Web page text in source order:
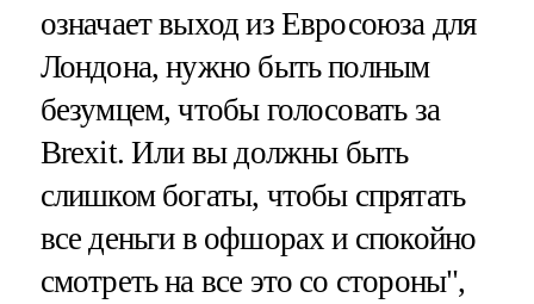
означает выход из Евросоюза для
Лондона, нужно быть полным
безумцем, чтобы голосовать за
Brexit. Или вы должны быть
слишком богаты, чтобы спрятать
все деньги в офшорах и спокойно
смотреть на все это со стороны",